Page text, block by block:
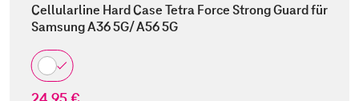
Cellularline Hard Case Tetra Force Strong Guard für
Samsung A36 5G/ A56 5G